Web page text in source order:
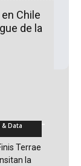
Chile
de la
Data
Terrae
la